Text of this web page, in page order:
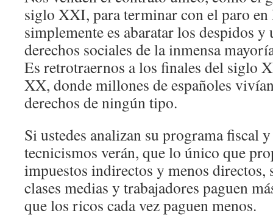
siglo XXI, para terminar con el paro en
simplemente es abaratar los despidos y
derechos sociales de la inmensa
Es retrotraernos a los finales del siglo
XX, donde millones de españoles
derechos de ningún tipo.
Si ustedes analizan su programa fiscal
tecnicismos verán, que lo único que
impuestos indirectos y menos directos,
clases medias y trabajadores paguen
que los ricos cada vez paguen menos.